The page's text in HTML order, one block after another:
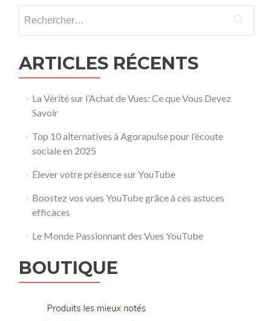
ARTICLES RÉCENTS
La Vérité sur l’Achat de Vues: Ce que Vous Devez
Savoir
Top 10 alternatives à Agorapulse pour l’écoute
sociale en 2025
Élever votre présence sur YouTube
Boostez vos vues YouTube grâce à ces astuces
efficaces
Le Monde Passionnant des Vues YouTube
BOUTIQUE